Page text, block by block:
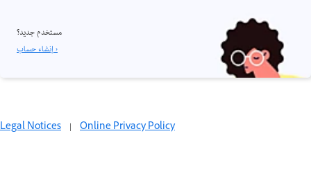
مستخدم جديد؟
إنشاء حساب ›
Legal Notices | Online Privacy Policy